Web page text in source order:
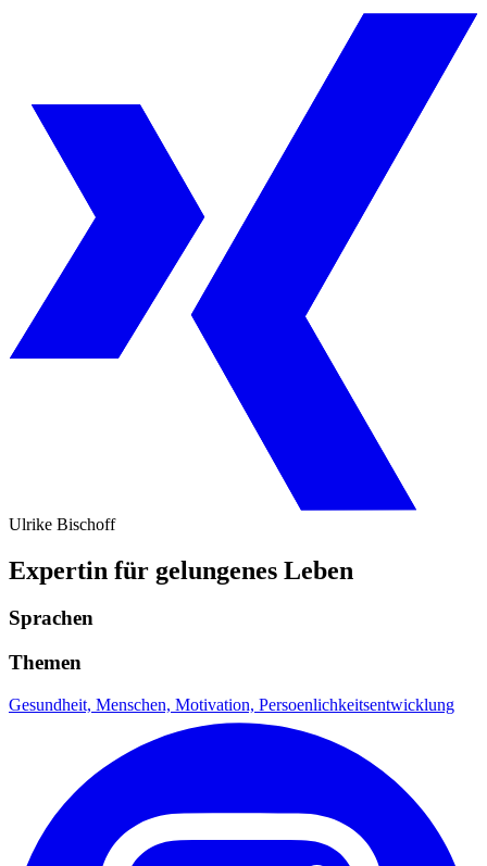
Ulrike Bischoff
Expertin für gelungenes Leben
Sprachen
Themen
Gesundheit, Menschen, Motivation, Persoenlichkeitsentwicklung